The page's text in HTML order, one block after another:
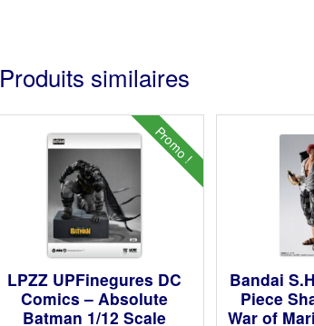
Produits similaires
Promo !
LPZZ UPFinegures DC
Comics – Absolute
Batman 1/12 Scale
Bandai
Piece
War of